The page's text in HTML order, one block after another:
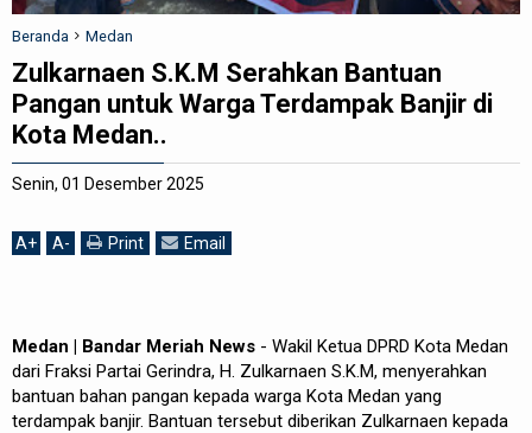
Beranda Medan
Zulkarnaen S.K.M Serahkan Bantuan
Pangan untuk Warga Terdampak Banjir di
Kota Medan..
Senin, 01 Desember 2025
A+ A- Print Email
Medan | Bandar Meriah News - Wakil Ketua DPRD Kota Medan
dari Fraksi Partai Gerindra, H. Zulkarnaen S.K.M, menyerahkan
bantuan bahan pangan kepada warga Kota Medan yang
terdampak banjir. Bantuan tersebut diberikan Zulkarnaen kepada